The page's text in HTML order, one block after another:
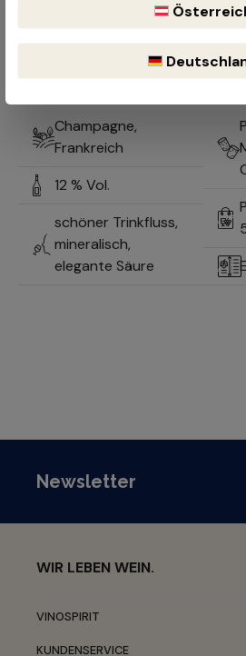
Kostenloser Versand ab 99€
Bruchsicherer & reibungsloser
Champagne,
Frankreich
12 % Vol.
schöner Trinkfluss,
mineralisch,
elegante Säure
Newsletter
WIR LEBEN WEIN.
VINOSPIRIT
KUNDENSERVICE